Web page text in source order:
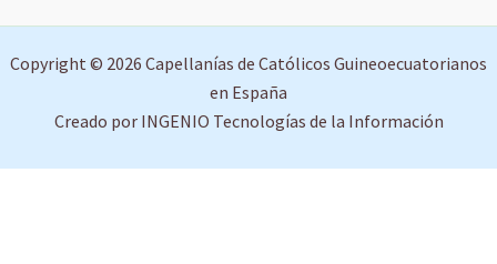
Copyright © 2026 Capellanías de Católicos Guineoecuatorianos
en España
Creado por INGENIO Tecnologías de la Información